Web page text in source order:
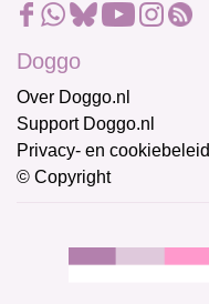
Doggo
Over Doggo.nl
Support Doggo.nl
Privacy- en cookiebeleid
© Copyright